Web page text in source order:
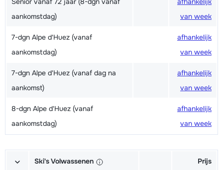
aankomstdag)
van week
7-dgn Alpe d'Huez (vanaf
aankomstdag)
afhankelijk
van week
7-dgn Alpe d'Huez (vanaf dag na
aankomst)
afhankelijk
van week
8-dgn Alpe d'Huez (vanaf
aankomstdag)
afhankelijk
van week
Ski's Volwassenen Prijs